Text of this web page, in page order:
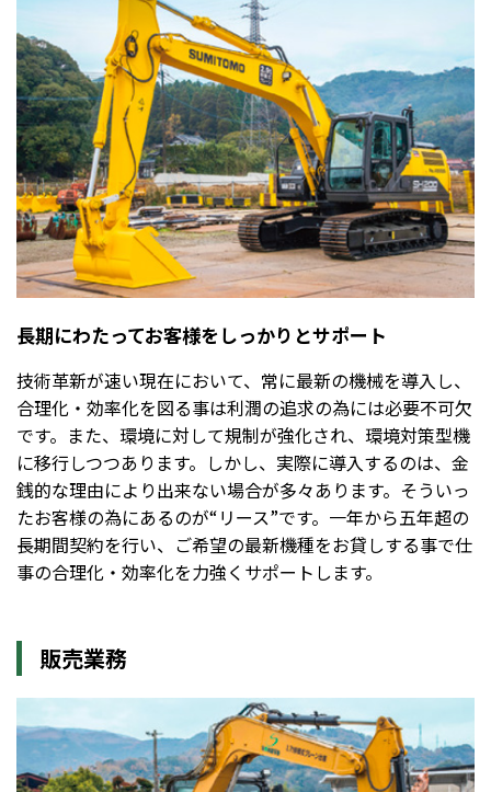
長期にわたってお客様をしっかりとサポート
技術革新が速い現在において、常に最新の機械を導入し、
合理化・効率化を図る事は利潤の追求の為には必要不可欠
です。また、環境に対して規制が強化され、環境対策型機
に移行しつつあります。しかし、実際に導入するのは、金
銭的な理由により出来ない場合が多々あります。そういっ
たお客様の為にあるのが“リース”です。一年から五年超の
長期間契約を行い、ご希望の最新機種をお貸しする事で仕
事の合理化・効率化を力強くサポートします。
販売業務